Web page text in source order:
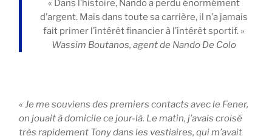
« Dans l’histoire, Nando a perdu énormément
d’argent. Mais dans toute sa carrière, il n’a jamais
fait primer l’intérêt financier à l’intérêt sportif. »
Wassim Boutanos, agent de Nando De Colo
« Je me souviens des premiers contacts avec le Fener,
on jouait à domicile ce jour-là. Le matin, j’avais croisé
très rapidement Tony dans les vestiaires, qui m’avait